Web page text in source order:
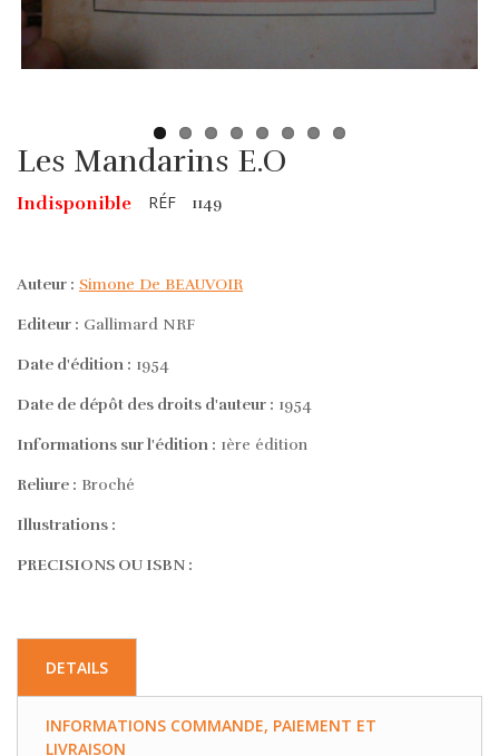
Les Mandarins E.O
Indisponible RÉF 1149
Auteur : Simone De BEAUVOIR
Editeur : Gallimard NRF
Date d'édition : 1954
Date de dépôt des droits d'auteur : 1954
Informations sur l'édition : 1ère édition
Reliure : Broché
Illustrations :
PRECISIONS OU ISBN :
DETAILS
INFORMATIONS COMMANDE, PAIEMENT ET
LIVRAISON